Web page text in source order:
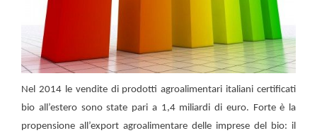
Nel 2014 le vendite di prodotti agroalimentari italiani certificati
bio all’estero sono state pari a 1,4 miliardi di euro. Forte è la
propensione all’export agroalimentare delle imprese del bio: il